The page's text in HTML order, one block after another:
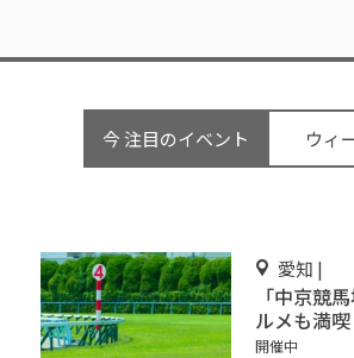
今 注目のイベント ウィ
愛知 |
「中京競
ルメも満喫
開催中